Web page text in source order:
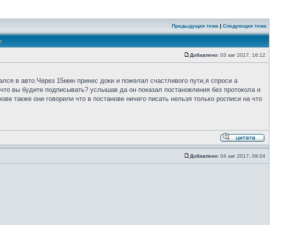
Предыдущая тема | Следующая тема
Добавлено: 03 авг 2017, 16:12
в авто.Через 15мин принес доки и пожелал счастливого пути,я спроси а
вы будите подписывать? услышав да он показал постановления без протокола и
также они говорили что в постанове ничего писать нельзя только росписи на что
Добавлено: 04 авг 2017, 09:04